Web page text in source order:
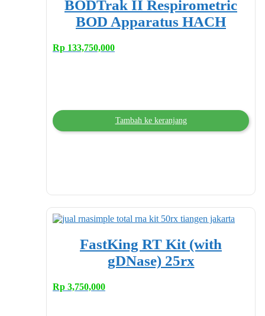
BODTrak II Respirometric
BOD Apparatus HACH
Rp 133,750,000
Tambah ke keranjang
FastKing RT Kit (with
gDNase) 25rx
Rp 3,750,000